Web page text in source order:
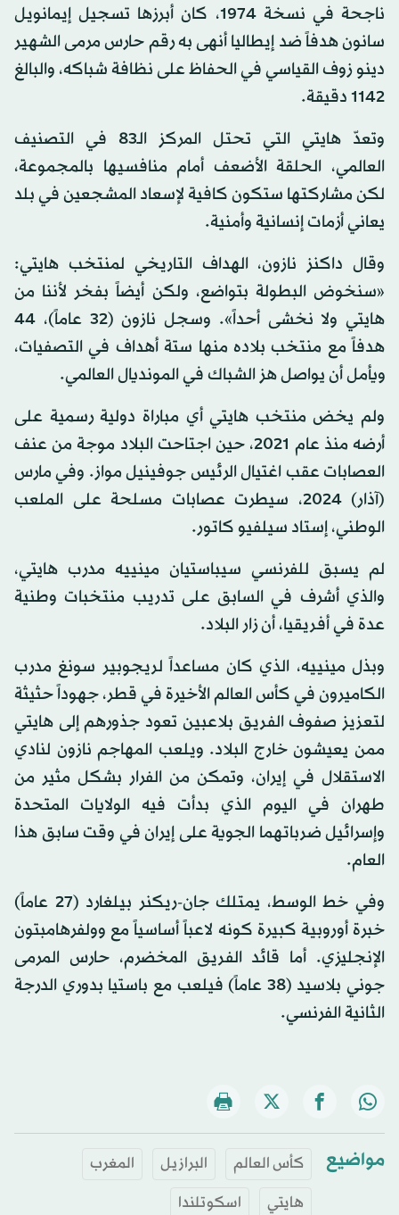
ناجحة في نسخة 1974، كان أبرزها تسجيل إيمانويل
سانون هدفاً ضد إيطاليا أنهى به رقم حارس مرمى الشهير
دينو زوف القياسي في الحفاظ على نظافة شباكه، والبالغ
1142 دقيقة.
وتعدّ هايتي التي تحتل المركز الـ83 في التصنيف
العالمي، الحلقة الأضعف أمام منافسيها بالمجموعة،
لكن مشاركتها ستكون كافية لإسعاد المشجعين في بلد
يعاني أزمات إنسانية وأمنية.
وقال داكنز نازون، الهداف التاريخي لمنتخب هايتي:
«سنخوض البطولة بتواضع، ولكن أيضاً بفخر لأننا من
هايتي ولا نخشى أحداً». وسجل نازون (32 عاماً)، 44
هدفاً مع منتخب بلاده منها ستة أهداف في التصفيات،
ويأمل أن يواصل هز الشباك في المونديال العالمي.
ولم يخض منتخب هايتي أي مباراة دولية رسمية على
أرضه منذ عام 2021، حين اجتاحت البلاد موجة من عنف
العصابات عقب اغتيال الرئيس جوفينيل مواز. وفي مارس
(آذار) 2024، سيطرت عصابات مسلحة على الملعب
الوطني، إستاد سيلفيو كاتور.
لم يسبق للفرنسي سيباستيان مينييه مدرب هايتي،
والذي أشرف في السابق على تدريب منتخبات وطنية
عدة في أفريقيا، أن زار البلاد.
وبذل مينييه، الذي كان مساعداً لريجوبير سونغ مدرب
الكاميرون في كأس العالم الأخيرة في قطر، جهوداً حثيثة
لتعزيز صفوف الفريق بلاعبين تعود جذورهم إلى هايتي
ممن يعيشون خارج البلاد. ويلعب المهاجم نازون لنادي
الاستقلال في إيران، وتمكن من الفرار بشكل مثير من
طهران في اليوم الذي بدأت فيه الولايات المتحدة
وإسرائيل ضرباتهما الجوية على إيران في وقت سابق هذا
العام.
وفي خط الوسط، يمتلك جان-ريكنر بيلغارد (27 عاماً)
خبرة أوروبية كبيرة كونه لاعباً أساسياً مع وولفرهامبتون
الإنجليزي. أما قائد الفريق المخضرم، حارس المرمى
جوني بلاسيد (38 عاماً) فيلعب مع باستيا بدوري الدرجة
الثانية الفرنسي.
مواضيع كأس العالم البرازيل
المغرب
هايتي
اسكوتلندا